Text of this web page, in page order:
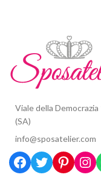
Viale della
(SA)
info@sposatelier.com